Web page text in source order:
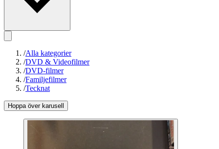
/Alla kategorier
/DVD & Videofilmer
/DVD-filmer
/Familjefilmer
/Tecknat
Hoppa över karusell